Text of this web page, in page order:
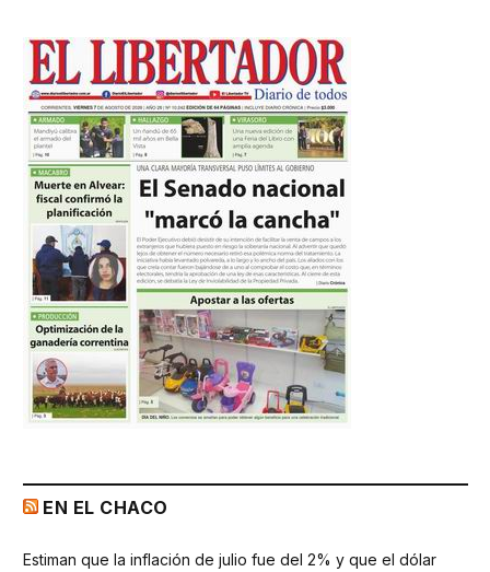
EN EL CHACO
Estiman que la inflación de julio fue del 2% y que el dólar